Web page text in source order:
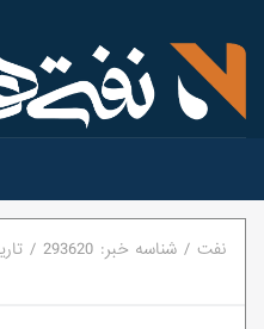
نفت / شناسه خبر: 293620
/